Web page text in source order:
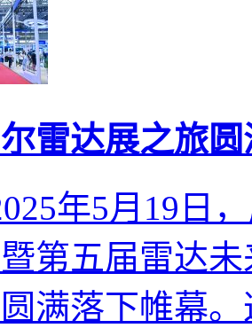
雷达展之旅
5月19日，
第五届雷达
满落下帷幕